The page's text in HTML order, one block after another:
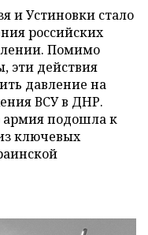
и Устиновки стало
российских
Помимо
эти действия
давление на
ВСУ в ДНР.
армия подошла к
ключевых